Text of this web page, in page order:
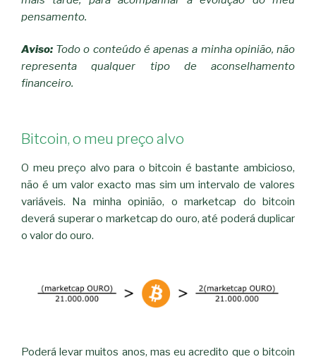
pensamento.
Aviso: Todo o conteúdo é apenas a minha opinião, não
representa qualquer tipo de aconselhamento
financeiro.
Bitcoin, o meu preço alvo
O meu preço alvo para o bitcoin é bastante ambicioso,
não é um valor exacto mas sim um intervalo de valores
variáveis. Na minha opinião, o marketcap do bitcoin
deverá superar o marketcap do ouro, até poderá duplicar
o valor do ouro.
Poderá levar muitos anos, mas eu acredito que o bitcoin